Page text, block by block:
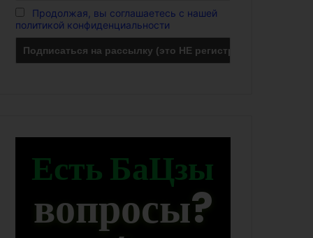
Продолжая, вы соглашаетесь с нашей
политикой конфиденциальности
Есть БаЦзы
вопросы?